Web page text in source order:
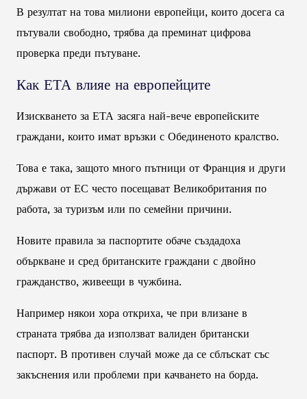
В резултат на това милиони европейци, които досега са
пътували свободно, трябва да преминат цифрова
проверка преди пътуване.
Как ЕТА влияе на европейците
Изискването за ЕТА засяга най-вече европейските
граждани, които имат връзки с Обединеното кралство.
Това е така, защото много пътници от Франция и други
държави от ЕС често посещават Великобритания по
работа, за туризъм или по семейни причини.
Новите правила за паспортите обаче създадоха
объркване и сред британските граждани с двойно
гражданство, живеещи в чужбина.
Например някои хора откриха, че при влизане в
страната трябва да използват валиден британски
паспорт. В противен случай може да се сблъскат със
закъснения или проблеми при качването на борда.